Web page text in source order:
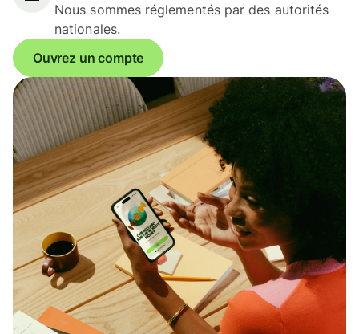
Nous sommes réglementés par des autorités
nationales.
Ouvrez un compte